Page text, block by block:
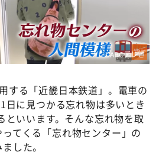
うの献立 何にする？～
！シーズン２
チ～
い！
©️ABCテレビ
する「近畿日本鉄道」。電車の
日に見つかる忘れ物は多いとき
といいます。そんな忘れ物を取
てくる「忘れ物センター」の
した。